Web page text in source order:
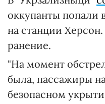
оккупанты попали
на станции
ранение.
"На момент
была, пассажиры
безопасном